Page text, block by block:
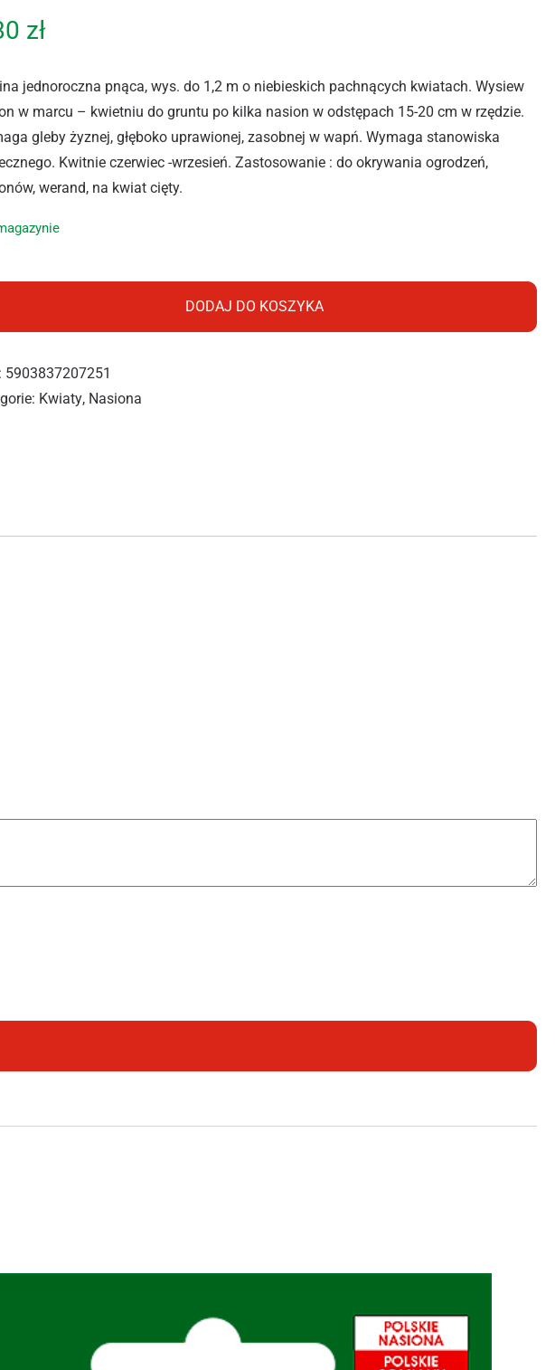
zł
jednoroczna pnąca, wys. do 1,2 m o niebieskich pachnących kwiatach. Wysiew
w marcu – kwietniu do gruntu po kilka nasion w odstępach 15-20 cm w rzędzie.
gleby żyznej, głęboko uprawionej, zasobnej w wapń. Wymaga stanowiska
Kwitnie czerwiec -wrzesień. Zastosowanie : do okrywania ogrodzeń,
werand, na kwiat cięty.
DODAJ DO KOSZYKA
5903837207251
Kwiaty, Nasiona